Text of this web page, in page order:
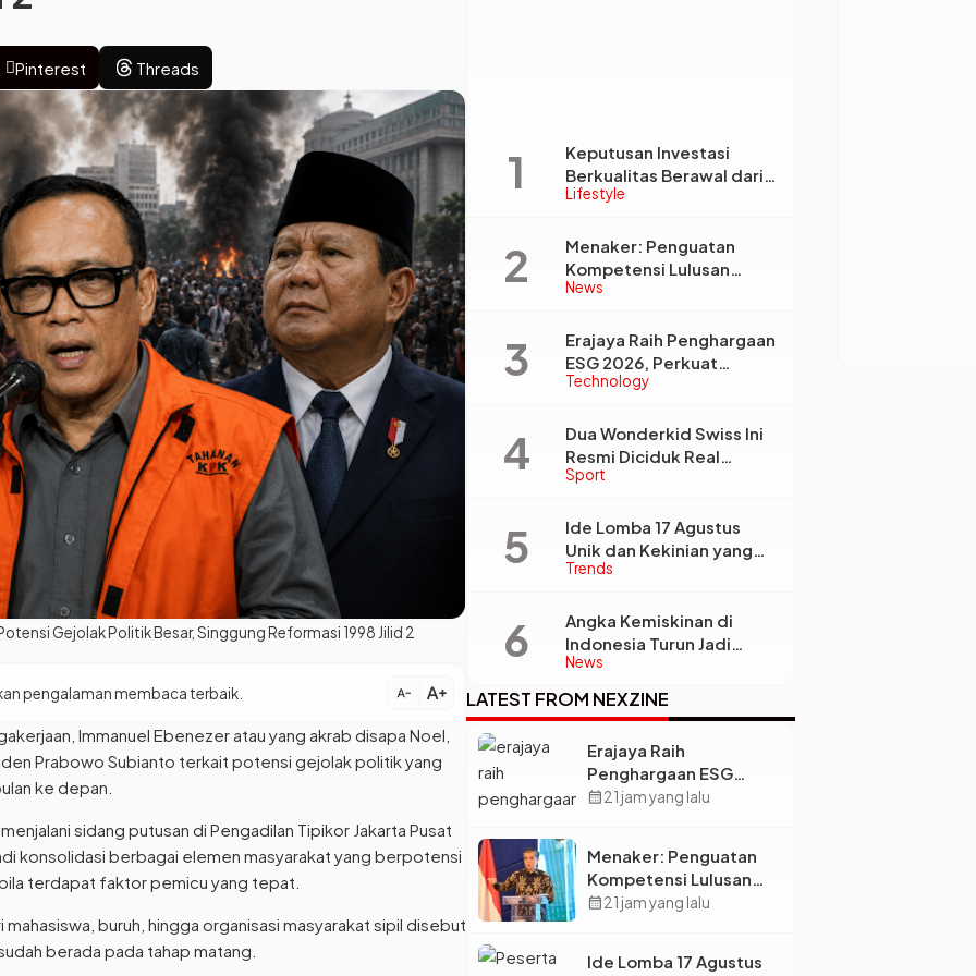
Pinterest Threads
Gejolak Politik Besar, Singgung Reformasi 1998 Jilid 2
pengalaman membaca terbaik. text_decrease text_increase
Immanuel Ebenezer atau yang akrab disapa Noel,
Prabowo Subianto terkait potensi gejolak politik yang
ke depan.
sidang putusan di Pengadilan Tipikor Jakarta Pusat
konsolidasi berbagai elemen masyarakat yang berpotensi
terdapat faktor pemicu yang tepat.
buruh, hingga organisasi masyarakat sipil disebut
berada pada tahap matang.
Lifestyle
Keputusan Investasi
Berkualitas Berawal dari
Tata Kelola Informasi,
Sekadar Analisis
News
Menaker: Penguatan
Kompetensi Lulusan
Perguruan Tinggi Jadi
Kebutuhan Dunia Kerja
Technology
Erajaya Raih Penghargaan
ESG 2026, Perkuat
Circular Economy Lewat
Berkelanjutan
Sport
Dua Wonderkid Swiss Ini
Resmi Diciduk Real
Madrid dan Juventus,
Eropa
Trends
Ide Lomba 17 Agustus
Unik dan Kekinian yang
Dijamin Bikin Suasana
News
Angka Kemiskinan di
Indonesia Turun Jadi
22,93 Juta Orang, Tapi
Kenapa Ketimpangan
Desa dan Kota Malah
LATEST FROM NEXZINE
Erajaya Raih
Penghargaan ESG
2026, Perkuat Circular
Berkelanjutan
calendar_month21 jam yang lalu
Menaker: Penguatan
Kompetensi Lulusan
Perguruan Tinggi Jadi
calendar_month21 jam yang lalu
Ide Lomba 17 Agustus